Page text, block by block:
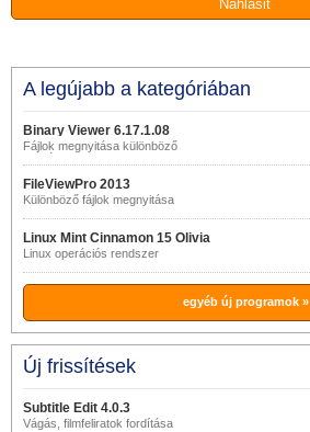
A legújabb a kategóriában
Binary Viewer 6.17.1.08
Fájlok megnyitása különböző
formátumokban
FileViewPro 2013
Különböző fájlok megnyitása
Linux Mint Cinnamon 15 Olivia
Linux operációs rendszer
egyéb új programok »
Új frissítések
Subtitle Edit 4.0.3
Vágás, filmfeliratok fordítása